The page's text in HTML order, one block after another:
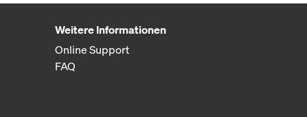
Weitere Informationen
Online Support
FAQ